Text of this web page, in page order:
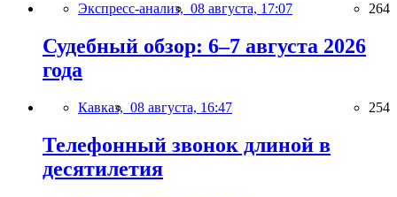
Экспресс-анализ, 08 августа, 17:07 264
Судебный обзор: 6–7 августа 2026
года
Кавказ, 08 августа, 16:47 254
Телефонный звонок длиной в
десятилетия